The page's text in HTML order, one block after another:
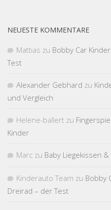
NEUESTE KOMMENTARE
Mattias zu Bobby Car
Test
Alexander Gebhard zu
und Vergleich
Helene-ballert zu
Kinder
Marc zu Baby Liegekissen
Kinderauto Team zu Bobby
Dreirad – der Test